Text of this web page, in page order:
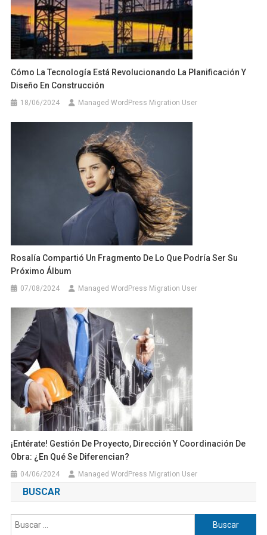
Cómo La Tecnología Está Revolucionando La Planificación Y
Diseño En Construcción
18/06/2024 Managed WordPress Migration User
Rosalía Compartió Un Fragmento De Lo Que Podría Ser Su
Próximo Álbum
07/08/2024 Managed WordPress Migration User
¡Entérate! Gestión De Proyecto, Dirección Y Coordinación De
Obra: ¿En Qué Se Diferencian?
04/06/2024 Managed WordPress Migration User
BUSCAR
Buscar: